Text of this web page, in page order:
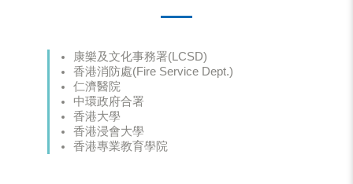
康樂及文化事務署(LCSD)
香港消防處(Fire Service Dept.)
仁濟醫院
中環政府合署
香港大學
香港浸會大學
香港專業教育學院